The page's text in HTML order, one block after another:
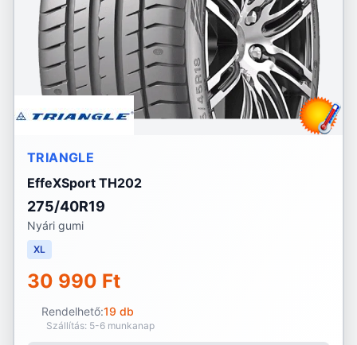
TRIANGLE
EffeXSport TH202
275/40R19
Nyári gumi
XL
30 990 Ft
Rendelhető:19 db
Szállítás: 5-6 munkanap